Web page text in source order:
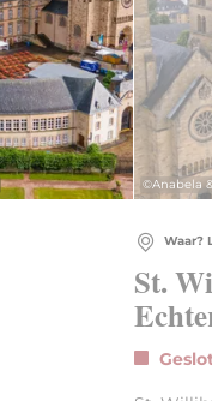
©Anabela
Waar?
St.